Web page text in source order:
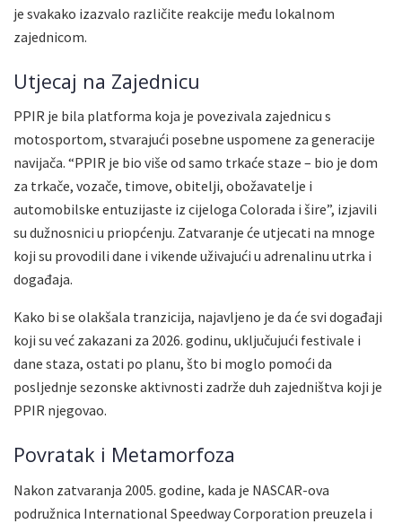
je svakako izazvalo različite reakcije među lokalnom
zajednicom.
Utjecaj na Zajednicu
PPIR je bila platforma koja je povezivala zajednicu s
motosportom, stvarajući posebne uspomene za generacije
navijača. “PPIR je bio više od samo trkaće staze – bio je dom
za trkače, vozače, timove, obitelji, obožavatelje i
automobilske entuzijaste iz cijeloga Colorada i šire”, izjavili
su dužnosnici u priopćenju. Zatvaranje će utjecati na mnoge
koji su provodili dane i vikende uživajući u adrenalinu utrka i
događaja.
Kako bi se olakšala tranzicija, najavljeno je da će svi događaji
koji su već zakazani za 2026. godinu, uključujući festivale i
dane staza, ostati po planu, što bi moglo pomoći da
posljednje sezonske aktivnosti zadrže duh zajedništva koji je
PPIR njegovao.
Povratak i Metamorfoza
Nakon zatvaranja 2005. godine, kada je NASCAR-ova
podružnica International Speedway Corporation preuzela i